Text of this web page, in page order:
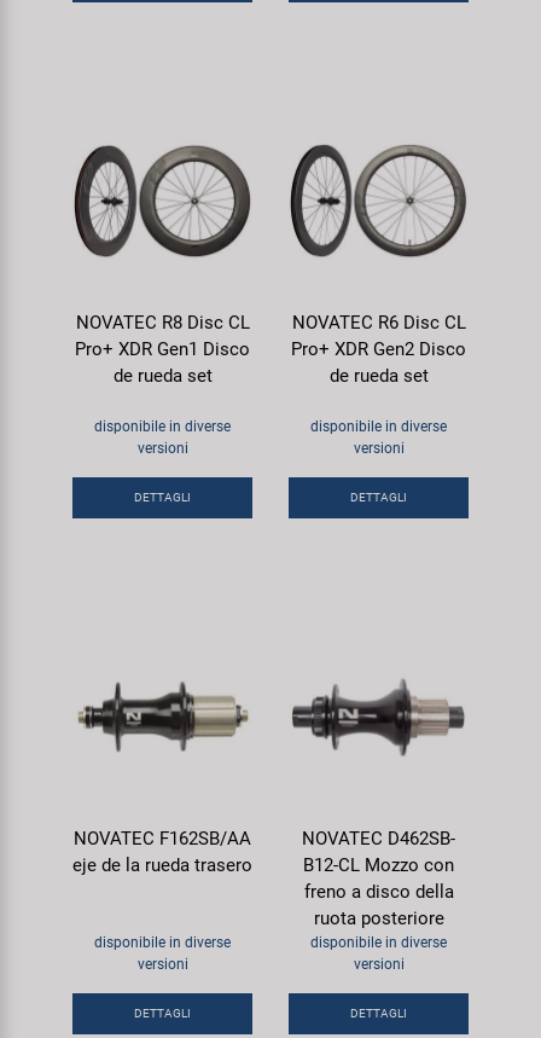
NOVATEC R8 Disc CL
Pro+ XDR Gen1 Disco
de rueda set
disponibile in diverse
versioni
DETTAGLI
NOVATEC R6 Disc CL
Pro+ XDR Gen2 Disco
de rueda set
disponibile in diverse
versioni
DETTAGLI
NOVATEC F162SB/AA
eje de la rueda trasero
disponibile in diverse
versioni
DETTAGLI
NOVATEC D462SB-
B12-CL Mozzo con
freno a disco della
ruota posteriore
disponibile in diverse
versioni
DETTAGLI